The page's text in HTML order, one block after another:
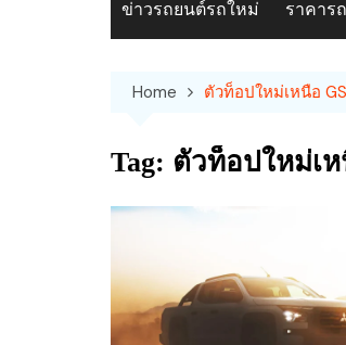
ข่าวรถยนต์รถใหม่ ราคาร
Home ตัวท็อปใหม่เหนือ
Tag: ตัวท็อปใหม่เห